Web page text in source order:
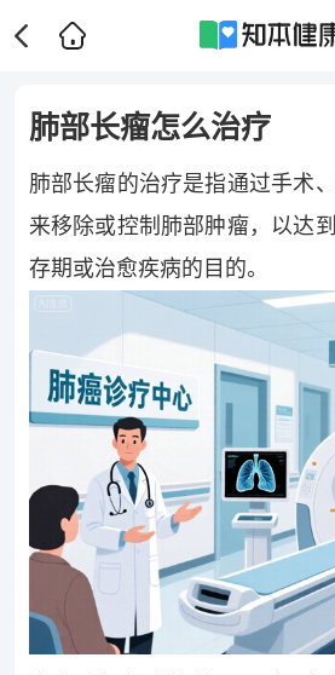
肺部长瘤怎么治疗
肺部长瘤的治疗是指通过手术
来移除或控制肺部肿瘤，以达
存期或治愈疾病的目的。